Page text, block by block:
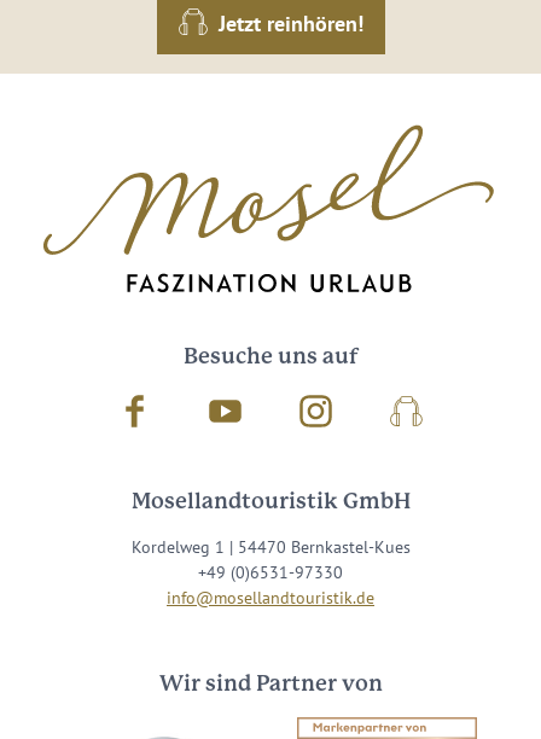
Jetzt reinhören!
Besuche uns auf
Facebook Youtube InstagramPodcast
Mosellandtouristik GmbH
Kordelweg 1 | 54470 Bernkastel-Kues
+49 (0)6531-97330
info@mosellandtouristik.de
Wir sind Partner von